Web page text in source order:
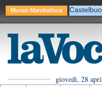
Museo Mandralisca
giovedì, 28